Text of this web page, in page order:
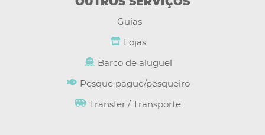
Guias
Lojas
Barco de aluguel
Pesque pague/pesqueiro
Transfer / Transporte